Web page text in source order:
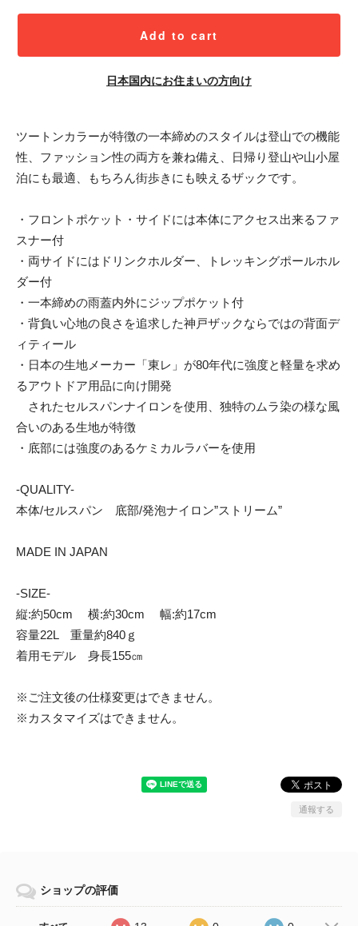
Add to cart
日本国内にお住まいの方向け
ツートンカラーが特徴の一本締めのスタイルは登山での機能
性、ファッション性の両方を兼ね備え、日帰り登山や山小屋
泊にも最適、もちろん街歩きにも映えるザックです。
・フロントポケット・サイドには本体にアクセス出来るファ
スナー付
・両サイドにはドリンクホルダー、トレッキングポールホル
ダー付
・一本締めの雨蓋内外にジップポケット付
・背負い心地の良さを追求した神戸ザックならではの背面デ
ィティール
・日本の生地メーカー「東レ」が80年代に強度と軽量を求め
るアウトドア用品に向け開発
されたセルスパンナイロンを使用、独特のムラ染の様な風
合いのある生地が特徴
・底部には強度のあるケミカルラバーを使用
-QUALITY-
本体/セルスパン 底部/発泡ナイロン”ストリーム”
MADE IN JAPAN
-SIZE-
縦:約50cm 横:約30cm 幅:約17cm
容量22L 重量約840ｇ
着用モデル 身長155㎝
※ご注文後の仕様変更はできません。
※カスタマイズはできません。
通報する
ショップの評価